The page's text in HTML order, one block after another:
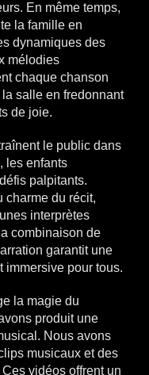
En même temps,
la famille en
dynamiques des
mélodies
chaque chanson
salle en fredonnant
de joie.
le public dans
les enfants
palpitants.
charme du récit,
interprètes
combinaison de
garantit une
immersive pour tous.
la magie du
produit une
Nous avons
musicaux et des
vidéos offrent un